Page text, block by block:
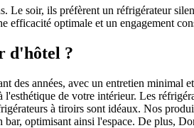
Le soir, ils préfèrent un réfrigérateur
efficacité optimale et un engagement
d'hôtel ?
des années, avec un entretien minimal
de votre intérieur. Les
à tiroirs sont idéaux. Nos
optimisant ainsi l'espace. De plus,